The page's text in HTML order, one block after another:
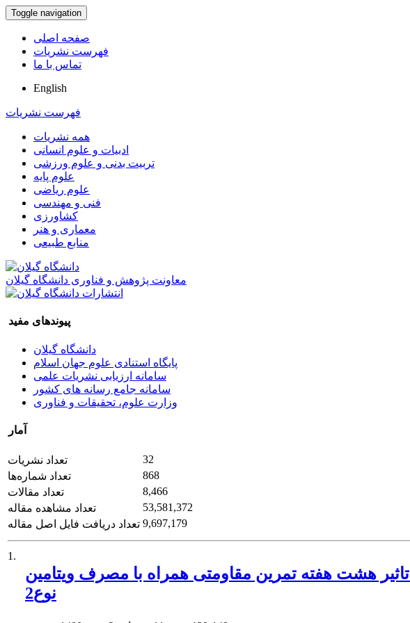
Toggle navigation
صفحه اصلی
فهرست نشریات
تماس با ما
English
فهرست نشریات
همه نشریات
ادبیات و علوم انسانی
تربیت بدنی و علوم ورزشی
علوم پایه
علوم ریاضی
فنی و مهندسی
کشاورزی
معماری و هنر
منابع طبیعی
معاونت پژوهش و فناوری دانشگاه گیلان
پیوندهای مفید
دانشگاه گیلان
پایگاه استنادی علوم جهان اسلام
سامانه ارزیابی نشریات علمی
سامانه جامع رسانه های کشور
وزارت علوم، تحقیقات و فناوری
آمار
تعداد نشریات
32
تعداد شماره‌ها
868
تعداد مقالات
8,466
تعداد مشاهده مقاله
53,581,372
تعداد دریافت فایل اصل مقاله 9,697,179
1.
تاثیر هشت هفته تمرین مقاومتی همراه با مصرف ویتامین D بر سطوح کمرین و امنتین-1 در افراد مبتلا به دیابت
نوع2